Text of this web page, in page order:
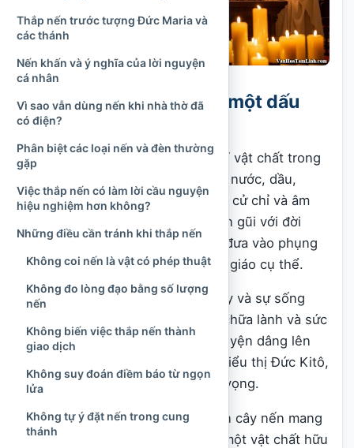
Nến trong Công giáo là một dấu
chỉ phụng vụ
Công giáo sử dụng nhiều dấu chỉ vật chất trong
đời sống thờ phượng, chẳng hạn nước, dầu,
bánh, rượu, lửa, hương, màu sắc, cử chỉ và âm
thanh. Những yếu tố này vốn gần gũi với đời
sống con người nhưng khi được đưa vào phụng
vụ, chúng mang một ý nghĩa tôn giáo cụ thể.
Nước có thể gợi đến sự thanh tẩy và sự sống
mới. Dầu diễn tả sự thánh hiến, chữa lành và sức
mạnh. Hương gợi đến lời cầu nguyện dâng lên
Thiên Chúa. Ánh sáng của nến biểu thị Đức Kitô,
đức tin, sự tỉnh thức và niềm hy vọng.
Điều đó không có nghĩa bản thân cây nến mang
quyền năng thần bí. Nến vẫn là một vật chất hữu
Thắp nến trước tượng Đức Maria và
các thánh
Nến khấn và ý nghĩa của lời nguyện
cá nhân
Vì sao vẫn dùng nến khi nhà thờ đã
có điện?
Phân biệt các loại nến và đèn thường
gặp
Việc thắp nến có làm lời cầu nguyện
hiệu nghiệm hơn không?
Những điều cần tránh khi thắp nến
Không coi nến là vật có phép thuật
Không đo lòng đạo bằng số lượng
nến
Không biến việc thắp nến thành
giao dịch
Không suy đoán điềm báo từ ngọn
lửa
Không tự ý đặt nến trong cung
thánh